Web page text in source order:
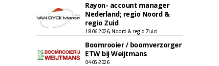
Rayon- account manager
Nederland; regio Noord &
regio Zuid
18-06-2026, Noord & regio Zuid
Boomrooier / boomverzorger
ETW bij Weijtmans
04-05-2026